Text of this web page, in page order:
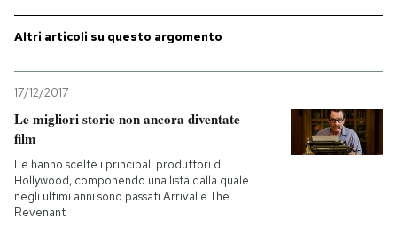
Cultura
PODCAST
NEWSLETTER
Altri articoli su questo argomento
17/12/2017
Le migliori storie non ancora diventate
film
Le hanno scelte i principali produttori di
Hollywood, componendo una lista dalla quale
negli ultimi anni sono passati Arrival e The
Revenant